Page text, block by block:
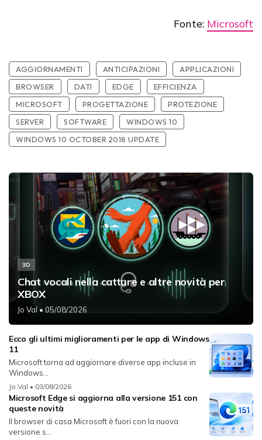
Fonte: Microsoft
AGGIORNAMENTI ANTICIPAZIONI
APPLICAZIONI
BROWSER
DATI EDGE
EFFICIENZA
MICROSOFT
PROGETTAZIONE
PROTEZIONE
SERVER
SOFTWARE
WINDOWS 10
WINDOWS 10 OCTOBER 2018 UPDATE
3D
Chat vocali nella catture e altre novità per
XBOX
Jo Val• 05/08/2026
Ecco gli ultimi miglioramenti per le app di Windows
11
Microsoft torna ad aggiornare diverse app incluse in
Windows...
Jo Val • 03/08/2026
Microsoft Edge si aggiorna alla versione 151 con
queste novità
Il browser di casa Microsoft è fuori con la nuova
versione s...